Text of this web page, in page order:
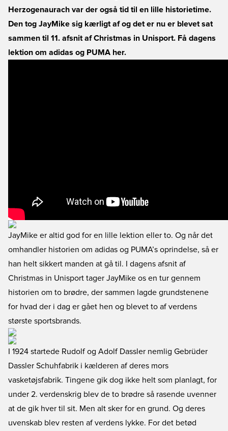
Herzogenaurach var der også tid til en lille historietime.
Den tog JayMike sig kærligt af og det er nu er blevet sat
sammen til 11. afsnit af Christmas in Unisport. Få dagens
lektion om adidas og PUMA her.
JayMike er altid god for en lille lektion eller to. Og når det
omhandler historien om adidas og PUMA’s oprindelse, så er
han helt sikkert manden at gå til. I dagens afsnit af
Christmas in Unisport tager JayMike os en tur gennem
historien om to brødre, der sammen lagde grundstenene
for hvad der i dag er gået hen og blevet to af verdens
største sportsbrands.
I 1924 startede Rudolf og Adolf Dassler nemlig Gebrüder
Dassler Schuhfabrik i kælderen af deres mors
vasketøjsfabrik. Tingene gik dog ikke helt som planlagt, for
under 2. verdenskrig blev de to brødre så rasende uvenner
at de gik hver til sit. Men alt sker for en grund. Og deres
uvenskab blev resten af verdens lykke. For det betød